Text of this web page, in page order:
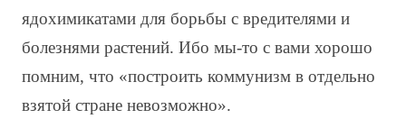
ядохимикатами для борьбы с вредителями и
болезнями растений. Ибо мы-то с вами хорошо
помним, что «построить коммунизм в отдельно
взятой стране невозможно».